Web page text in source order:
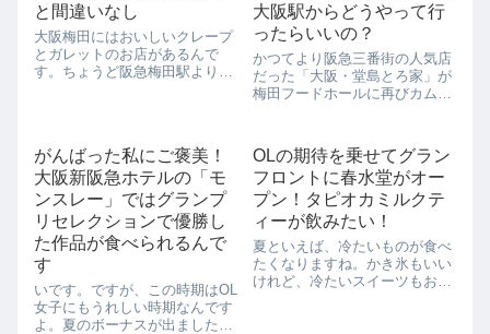
と間違いなし
大阪梅田にはおいしいクレープ
とガレットのお店があるんで
す。ちょうど阪急梅田駅より徒
子はこういうのが大好きですよ
ね。【クレープも...
大阪駅からどうやって行
ったらいいの？
かつてより阪急三番街の人気店
だった「大阪・堂島とろ家」が
梅田フードホールに再びカムバ
るお店です。おひとりさまでも
入りやすい内装なので、ちょっ
としたお昼ご飯にも気軽に入れ
ます。特にマグロ...
がんばった私にご褒美！
大阪新阪急ホテルの「モ
ンスレー」ではグランプ
リセレクションで優勝し
た作品が食べられるんで
す
いです。ですが、この時期はOL
女子にもうれしい時期なんです
よ。夏のボーナスが出ました！
OLの期待を乗せてグラン
フロントに春水堂がオー
プン！タピオカミルクテ
ィーが飲みたい！
夏といえば、冷たいものが食べ
たくなりますね。かき氷もいい
けれど、冷たいスイーツもおい